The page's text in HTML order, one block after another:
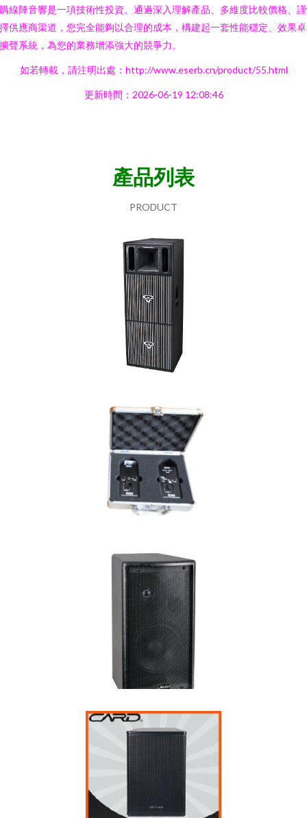
線陣音響是一項技術性投資。通過深入理解產品、多維度比較價格、
供應商渠道，您完全能夠以合理的成本，構建起一套性能穩定、效果
聲系統，為您的業務增添強大的競爭力。
如若轉載，請注明出處：http://www.eserb.cn/product/55.html
更新時間：2026-06-19 12:08:46
產品列表
PRODUCT